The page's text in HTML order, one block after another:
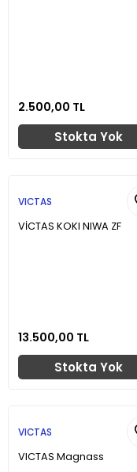
2.500,00 TL
Stokta Yok
VICTAS
VİCTAS KOKI NIWA ZF
13.500,00 TL
Stokta Yok
VICTAS
VICTAS Magnass